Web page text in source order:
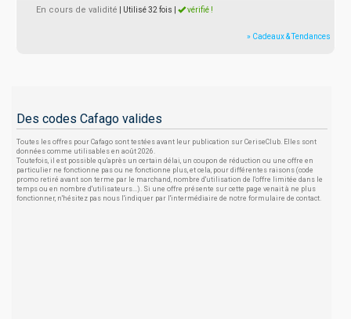
En cours de validité | Utilisé 32 fois vérifié !
» Cadeaux & Tendances
Des codes Cafago valides
Toutes les offres pour Cafago sont testées avant leur publication sur CeriseClub. Elles sont
données comme utilisables en août 2026.
Toutefois, il est possible qu'après un certain délai, un coupon de réduction ou une offre en
particulier ne fonctionne pas ou ne fonctionne plus, et cela, pour différentes raisons (code
promo retiré avant son terme par le marchand, nombre d'utilisation de l'offre limitée dans le
temps ou en nombre d'utilisateurs...). Si une offre présente sur cette page venait à ne plus
fonctionner, n'hésitez pas nous l'indiquer par l'intermédiaire de notre formulaire de contact.